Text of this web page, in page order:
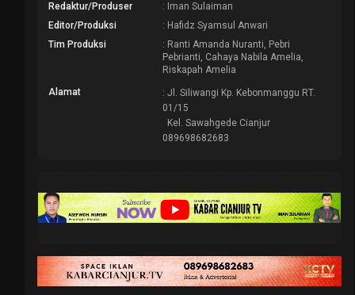
Redaktur/Produser
: Iman Sulaiman
Editor/Produksi
: Hafidz Syamsul Anwari
Tim Produksi
: Ranti Amanda Nuranti, Pebri
Pebrianti, Cahaya Nabila Amelia,
Riskapah Amelia
Alamat
: Jl. Siliwangi Kp. Kebonmanggu RT.
01/15
Kel. Sawahgede Cianjur
089698682683